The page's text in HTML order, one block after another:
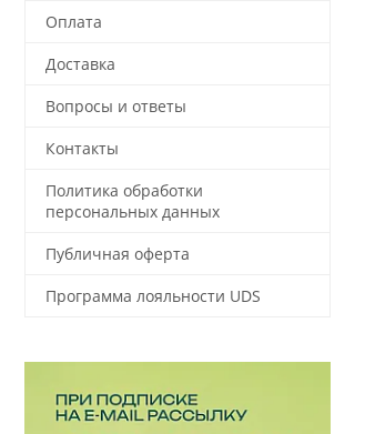
Оплата
Доставка
Вопросы и ответы
Контакты
Политика обработки
персональных данных
Публичная оферта
Программа лояльности UDS